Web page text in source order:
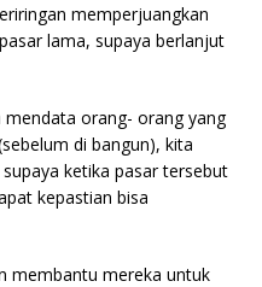
memperjuangkan
lama, supaya berlanjut
mendata orang- orang yang
di bangun), kita
ketika pasar tersebut
kepastian bisa
membantu mereka untuk